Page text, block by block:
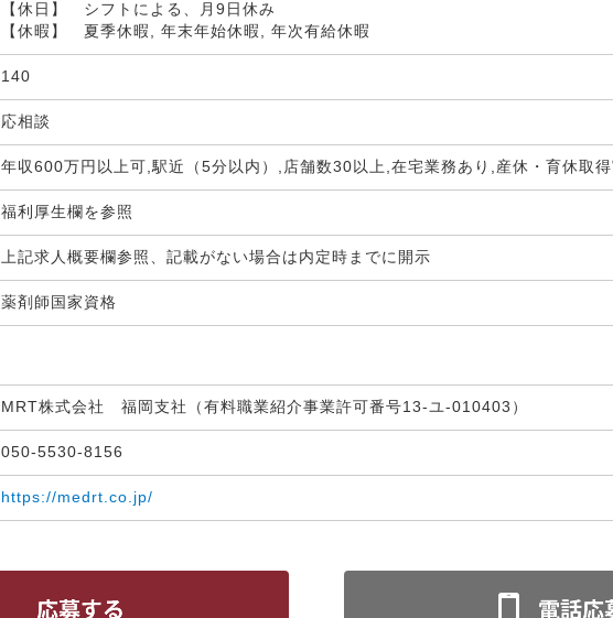
【休日】 シフトによる、月9日休み
【休暇】 夏季休暇, 年末年始休暇, 年次有給休暇
140
応相談
年収600万円以上可,駅近（5分以内）,店舗数30以上,在宅業務あり,産休・育休取得
福利厚生欄を参照
上記求人概要欄参照、記載がない場合は内定時までに開示
薬剤師国家資格
MRT株式会社 福岡支社（有料職業紹介事業許可番号13-ユ-010403）
050-5530-8156
https://medrt.co.jp/